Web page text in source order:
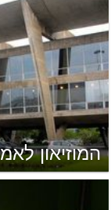
המוזיאון